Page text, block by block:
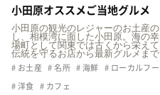
小田原オススメご当地グルメ
小田原の観光のレジャーのお土産
し、相模湾に面した小田原。海の
場町として関東では古くから栄え
伝統を守るお店から最新グルメま
お土産 名所 海鮮 ローカルフー
洋食 カフェ